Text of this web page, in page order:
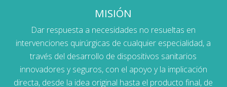
MISIÓN
Dar respuesta a necesidades no resueltas en
intervenciones quirúrgicas de cualquier especialidad, a
través del desarrollo de dispositivos sanitarios
innovadores y seguros, con el apoyo y la implicación
directa, desde la idea original hasta el producto final, de